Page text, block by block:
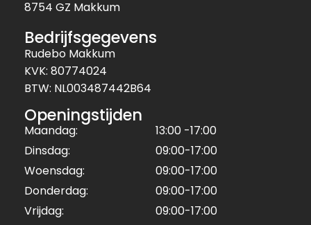
8754 GZ Makkum
Bedrijfsgegevens
Rudebo Makkum
KVK: 80774024
BTW: NL003487442B64
Openingstijden
Maandag:
13:00 -17:00
Dinsdag:
09:00-17:00
Woensdag:
09:00-17:00
Donderdag:
09:00-17:00
Vrijdag:
09:00-17:00